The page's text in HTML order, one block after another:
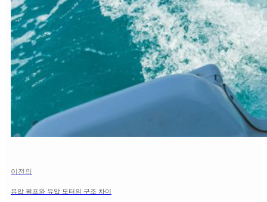
이전의
유압 펌프와 유압 모터의 구조 차이